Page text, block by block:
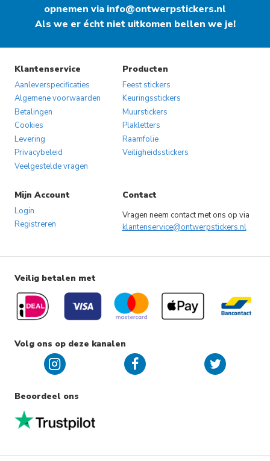
opnemen via info@ontwerpstickers.nl
Als we er écht niet uitkomen bellen we je!
Klantenservice
Aanleverspecificaties
Algemene voorwaarden
Betalingen
Cookies
Levering
Privacybeleid
Veelgestelde vragen
Producten
Feest stickers
Keuringsstickers
Muurstickers
Plakletters
Raamfolie
Veiligheidsstickers
Mijn Account
Login
Registreren
Contact
Vragen neem contact met ons op via
klantenservice@ontwerpstickers.nl
Veilig betalen met
Volg ons op deze kanalen
Beoordeel ons